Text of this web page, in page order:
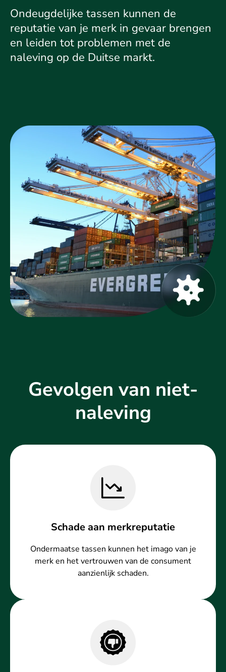
Ondeugdelijke tassen kunnen de
reputatie van je merk in gevaar brengen
en leiden tot problemen met de
naleving op de Duitse markt.
Gevolgen van niet-
naleving
Schade aan merkreputatie
Ondermaatse tassen kunnen het imago van je
merk en het vertrouwen van de consument
aanzienlijk schaden.